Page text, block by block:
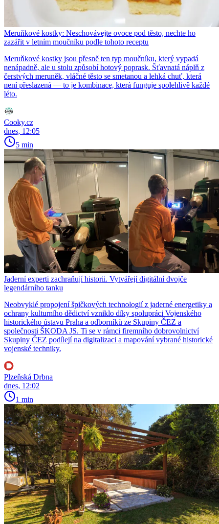
Meruňkové kostky: Neschovávejte ovoce pod těsto, nechte ho
zazářit v letním moučníku podle tohoto receptu
Meruňkové kostky jsou přesně ten typ moučníku, který vypadá
nenápadně, ale u stolu způsobí hotový poprask. Šťavnatá náplň z
čerstvých meruněk, vláčné těsto se smetanou a lehká chuť, která
není přeslazená — to je kombinace, která funguje spolehlivě každé
léto.
Cooky.cz
dnes, 12:05
5 min
Jaderní experti zachraňují historii. Vytvářejí digitální dvojče
legendárního tanku
Neobvyklé propojení špičkových technologií z jaderné energetiky a
ochrany kulturního dědictví vzniklo díky spolupráci Vojenského
historického ústavu Praha a odborníků ze Skupiny ČEZ a
společnosti ŠKODA JS. Ti se v rámci firemního dobrovolnictví
Skupiny ČEZ podílejí na digitalizaci a mapování vybrané historické
vojenské techniky.
Plzeňská Drbna
dnes, 12:02
1 min